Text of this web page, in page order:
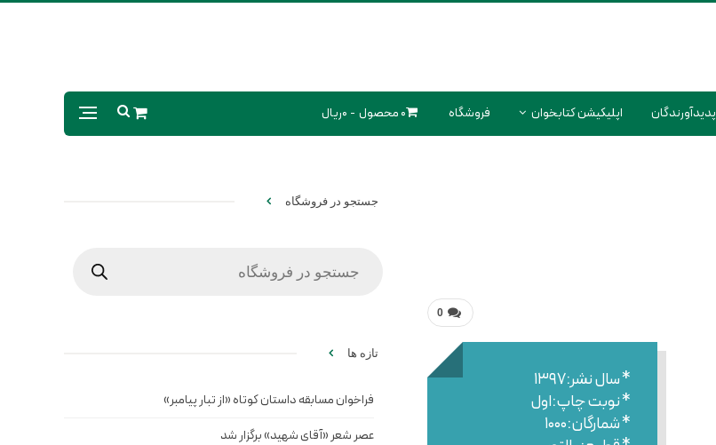
پدیدآورندگان اپلیکیشن کتابخوان فروشگاه 0 محصول 0ریال
0
* سال نشر:۱۳۹۷
* نوبت چاپ:اول
* شمارگان:۱۰۰۰
جستجو در فروشگاه
تازه ها
فراخوان مسابقه داستان کوتاه «از تبار پیامبر»
عصر شعر «آقای شهید» برگزار شد